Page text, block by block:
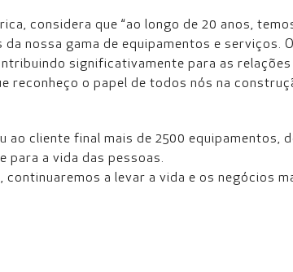
considera que “ao longo de 20 anos,
nossa gama de equipamentos e serviços.
significativamente para as
reconheço o papel de todos nós na
ao cliente final mais de 2500 equipamentos,
para a vida das pessoas.
continuaremos a levar a vida e os negócios